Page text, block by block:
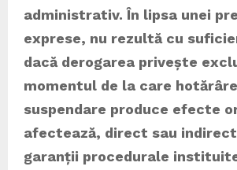
administrativ. În lipsa unei
exprese, nu rezultă cu
dacă derogarea privește
momentul de la care
suspendare produce efecte
afectează, direct sau
garanții procedurale